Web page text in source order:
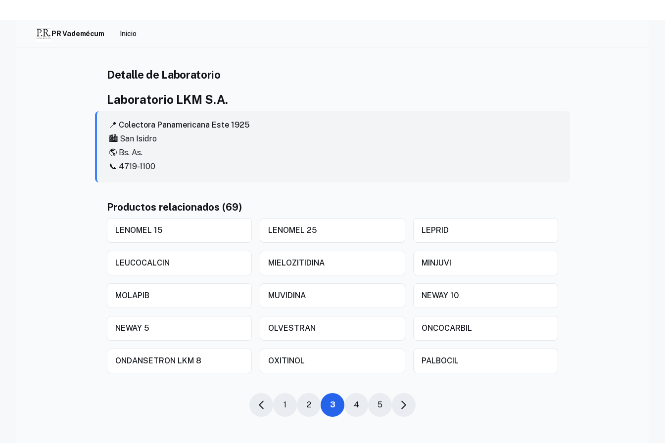
PR Vademécum Inicio
Detalle de Laboratorio
Laboratorio LKM S.A.
📍 Colectora Panamericana Este 1925
🏙️ San Isidro
🌎 Bs. As.
📞 4719-1100
Productos relacionados (69)
LENOMEL 15 LENOMEL 25 LEPRID
LEUCOCALCIN MIELOZITIDINA MINJUVI
MOLAPIB MUVIDINA NEWAY 10
NEWAY 5 OLVESTRAN ONCOCARBIL
ONDANSETRON LKM 8 OXITINOL PALBOCIL
1 2 3 4 5